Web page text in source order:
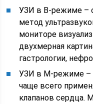
УЗИ в В-режиме –
метод
мониторе
двухмерная
гастрологии,
УЗИ в М-режиме –
чаще всего
клапанов сердца.